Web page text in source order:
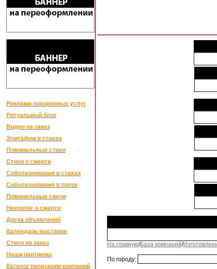
Реклама похоронных услуг
Ритуальный блог
Видео на заказ
Эпитафии в стихах
Поминальные стихи
Стихи о смерти
Соболезнования в стихах
Соболезнования в прозе
Поминальные свечи
Некролог о смерти
Доска объявлений
Календарь выставок
Стихи на заказ
Наши партнеры
Каталог продукции компаний
На главную/База компаний/
По городу: